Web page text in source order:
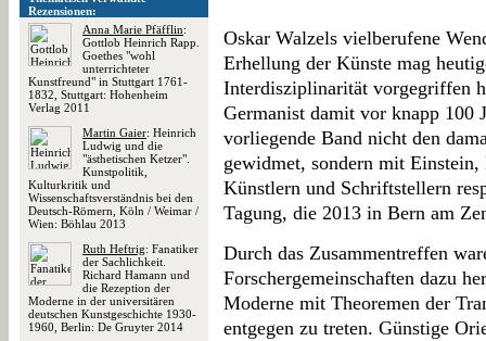
Rezensionen:
Anna Marie Pfäfflin:
Gottlob Heinrich Rapp.
Goethes "wohl
unterrichteter
Kunstfreund" in Stuttgart 1761-
1832, Stuttgart: Hohenheim
Verlag 2011
Martin Gaier: Heinrich
Ludwig und die
"ästhetischen Ketzer".
Kunstpolitik,
Kulturkritik und
Wissenschaftsverständnis bei den
Deutsch-Römern, Köln / Weimar /
Wien: Böhlau 2013
Ruth Heftrig: Fanatiker
der Sachlichkeit.
Richard Hamann und
die Rezeption der
Moderne in der universitären
deutschen Kunstgeschichte 1930-
1960, Berlin: De Gruyter 2014
Oskar Walzels vielberufene
Erhellung der Künste mag
Interdisziplinarität vorgegriffen
Germanist damit vor knapp 100
vorliegende Band nicht den
gewidmet, sondern mit
Künstlern und Schriftstellern
Tagung, die 2013 in Bern am
Durch das Zusammentreffen
Forschergemeinschaften dazu
Moderne mit Theoremen der
entgegen zu treten. Günstige